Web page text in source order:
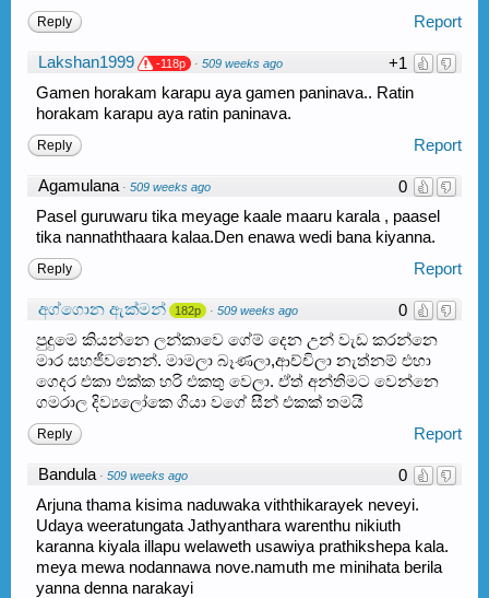
Report
Reply
+1
Lakshan1999 -118p · 509 weeks ago
Gamen horakam karapu aya gamen paninava.. Ratin
horakam karapu aya ratin paninava.
Report
Reply
0
Agamulana · 509 weeks ago
Pasel guruwaru tika meyage kaale maaru karala , paasel
tika nannaththaara kalaa.Den enawa wedi bana kiyanna.
Report
Reply
0
අග්ගොන ඇක්මන් 182p · 509 weeks ago
පුදුමෙ කියන්නෙ ලන්කාවෙ ගේම් දෙන උන් වැඩ කරන්නෙ
මාර සහජීවනෙන්. මාමලා බෑණලා,ආච්චිලා නැත්නම් එහා
ගෙදර එකා එක්ක හරි එකතු වෙලා. ඒත් අන්තිමට වෙන්නෙ
ගමරාල දිව්‍යලෝකෙ ගියා වගේ සීන් එකක් තමයි
Report
Reply
0
Bandula · 509 weeks ago
Arjuna thama kisima naduwaka viththikarayek neveyi.
Udaya weeratungata Jathyanthara warenthu nikiuth
karanna kiyala illapu welaweth usawiya prathikshepa kala.
meya mewa nodannawa nove.namuth me minihata berila
yanna denna narakayi